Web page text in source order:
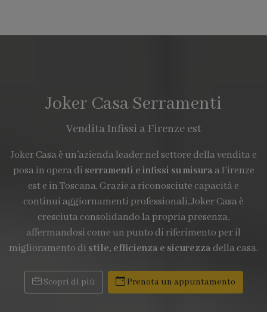
Joker Casa Serramenti
Vendita Infissi a Firenze est
Joker Casa è un’azienda leader nel settore della vendita e
posa in opera di serramenti e infissi su misuraa Firenze
est e in Toscana. Grazie a riconosciute capacità e
continui aggiornamenti professionali, Joker Casa è
cresciuta consolidando la propria presenza,
affermandosi come un punto di riferimento per il
miglioramento di stile, efficienza e sicurezzadella casa.
Scopri di più Prenota un appuntamento